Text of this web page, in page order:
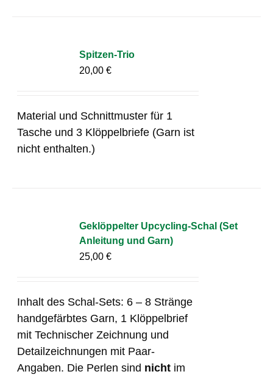
Spitzen-Trio
20,00€
Material und Schnittmuster für 1
Tasche und 3 Klöppelbriefe (Garn ist
nicht enthalten.)
Geklöppelter Upcycling-Schal (Set
Anleitung und Garn)
25,00€
Inhalt des Schal-Sets: 6 – 8 Stränge
handgefärbtes Garn, 1 Klöppelbrief
mit Technischer Zeichnung und
Detailzeichnungen mit Paar-
Angaben. Die Perlen sind nicht im